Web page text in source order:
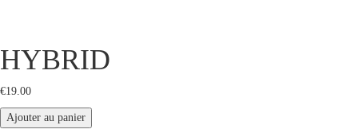
HYBRID
€19.00
quantité
de
Ajouter au panier